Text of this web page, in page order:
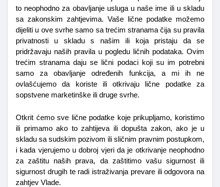
to neophodno za obavljanje usluga u naše ime ili u skladu
sa zakonskim zahtjevima. Vaše lične podatke možemo
dijeliti u ove svrhe samo sa trećim stranama čija su pravila
privatnosti u skladu s našim ili koja pristaju da se
pridržavaju naših pravila u pogledu ličnih podataka. Ovim
trećim stranama daju se lični podaci koji su im potrebni
samo za obavljanje određenih funkcija, a mi ih ne
ovlašćujemo da koriste ili otkrivaju lične podatke za
sopstvene marketinške ili druge svrhe.
Otkrit ćemo sve lične podatke koje prikupljamo, koristimo
ili primamo ako to zahtijeva ili dopušta zakon, ako je u
skladu sa sudskim pozivom ili sličnim pravnim postupkom,
i kada vjerujemo u dobroj vjeri da je otkrivanje neophodno
za zaštitu naših prava, da zaštitimo vašu sigurnost ili
sigurnost drugih te radi istraživanja prevare ili odgovora na
zahtjev Vlade.